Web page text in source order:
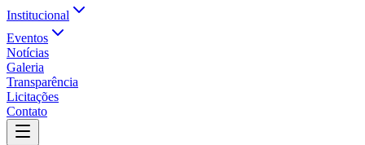
Institucional
Eventos
Notícias
Galeria
Transparência
Licitações
Contato